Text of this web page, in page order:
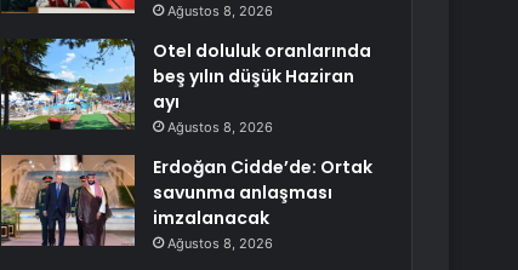
Ağustos 8, 2026
Otel doluluk oranlarında
beş yılın düşük Haziran
ayı
Ağustos 8, 2026
Erdoğan Cidde’de: Ortak
savunma anlaşması
imzalanacak
Ağustos 8, 2026